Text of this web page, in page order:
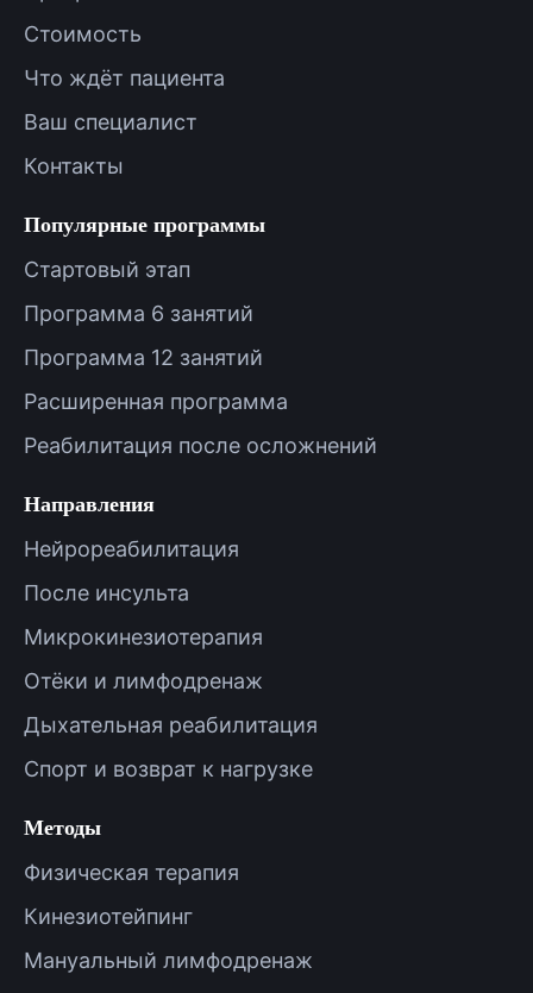
Стоимость
Что ждёт пациента
Ваш специалист
Контакты
Популярные программы
Стартовый этап
Программа 6 занятий
Программа 12 занятий
Расширенная программа
Реабилитация после осложнений
Направления
Нейрореабилитация
После инсульта
Микрокинезиотерапия
Отёки и лимфодренаж
Дыхательная реабилитация
Спорт и возврат к нагрузке
Методы
Физическая терапия
Кинезиотейпинг
Мануальный лимфодренаж